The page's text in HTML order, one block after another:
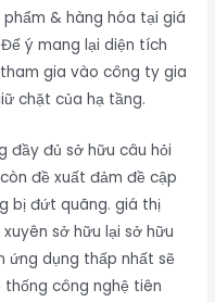
phẩm & hàng hóa tại giá
ý mang lại diện tích
gia vào công ty gia
chặt của hạ tầng.
đầy đủ sở hữu câu hỏi
đề xuất đảm đề cập
bị đứt quãng. giá thị
sở hữu lại sở hữu
ứng dụng thấp nhất sẽ
công nghệ tiên